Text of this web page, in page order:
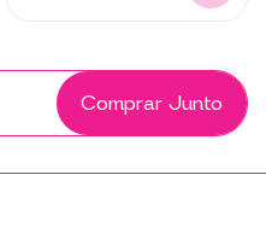
Comprar Junto